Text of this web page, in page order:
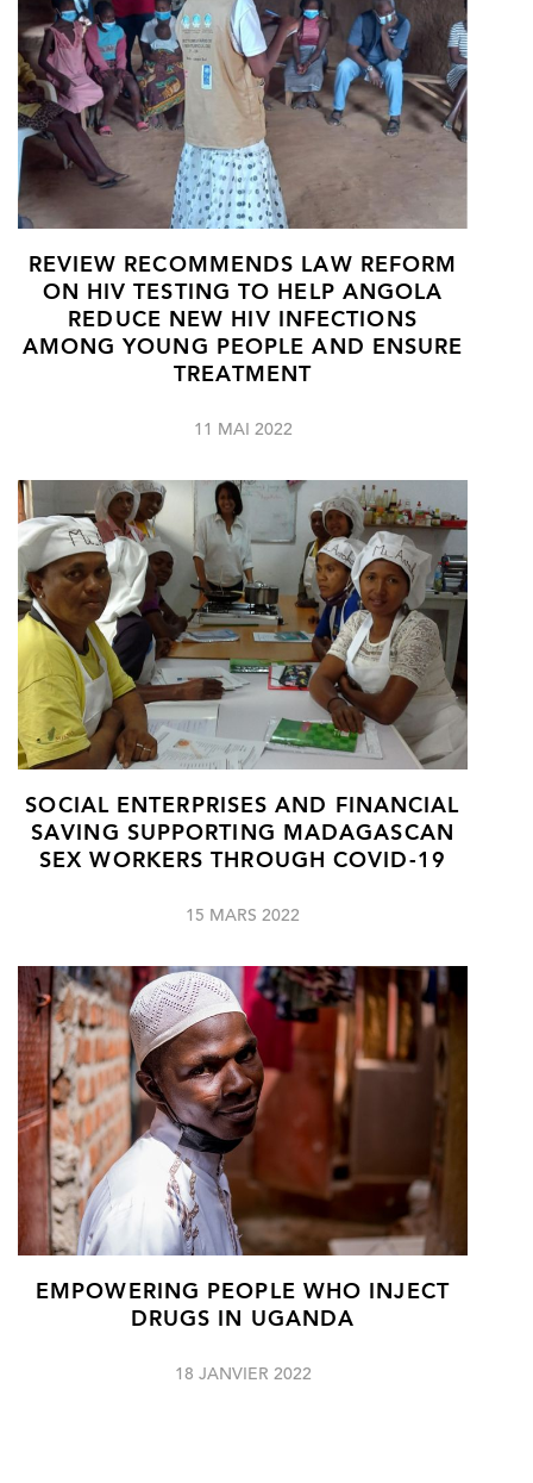
REVIEW RECOMMENDS LAW REFORM
ON HIV TESTING TO HELP ANGOLA
REDUCE NEW HIV INFECTIONS
AMONG YOUNG PEOPLE AND ENSURE
TREATMENT
11 MAI 2022
SOCIAL ENTERPRISES AND FINANCIAL
SAVING SUPPORTING MADAGASCAN
SEX WORKERS THROUGH COVID-19
15 MARS 2022
EMPOWERING PEOPLE WHO INJECT
DRUGS IN UGANDA
18 JANVIER 2022